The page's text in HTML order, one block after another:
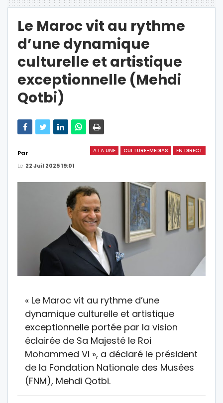
Le Maroc vit au rythme
d’une dynamique
culturelle et artistique
exceptionnelle (Mehdi
Qotbi)
A LA UNE CULTURE-MEDIAS EN DIRECT
Par
Le 22 Juil 2025 19:01
« Le Maroc vit au rythme d’une
dynamique culturelle et artistique
exceptionnelle portée par la vision
éclairée de Sa Majesté le Roi
Mohammed VI », a déclaré le président
de la Fondation Nationale des Musées
(FNM), Mehdi Qotbi.